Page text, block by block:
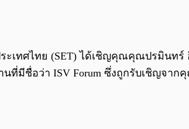
เทศไทย (SET) ได้เชิญคุณคุณปรมินทร์
นที่มีชื่อว่า ISV Forum ซึ่งถูกรับเชิญจา